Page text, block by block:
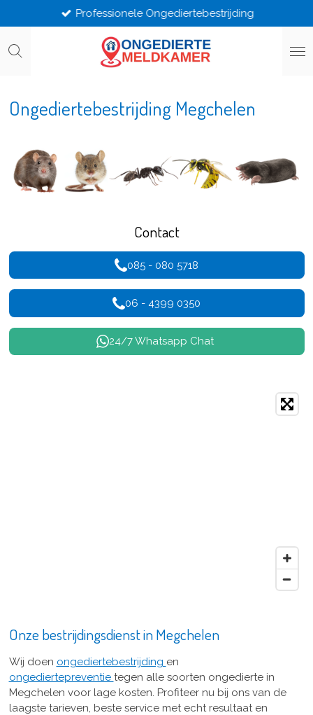
direct
naar
Professionele Ongediertebestrijding
Ongediertebestrijding Megchelen
Contact
085 - 080 5718
06 - 4399 0350
24/7 Whatsapp Chat
Onze bestrijdingsdienst in Megchelen
Wij doen ongediertebestrijding en
ongediertepreventie tegen alle soorten ongedierte in
Megchelen voor lage kosten. Profiteer nu bij ons van de
laagste tarieven, beste service met echt resultaat en